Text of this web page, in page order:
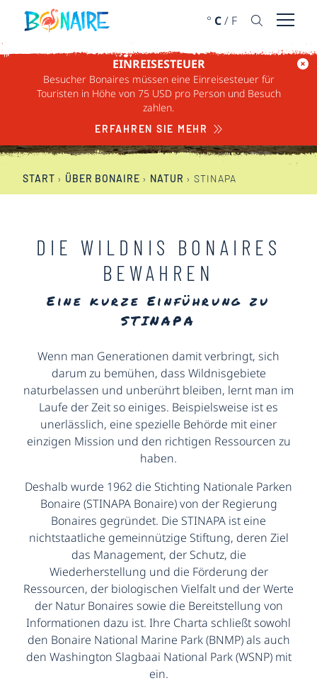
WEITER ZUM INHALT
° C/ F Menü
EINREISESTEUER
Besucher Bonaires müssen eine Einreisesteuer für
Touristen in Höhe von 75 USD pro Person und Besuch
zahlen.
ERFAHREN SIE MEHR
STINAPA
START › ÜBER BONAIRE › NATUR ›STINAPA
DIE WILDNIS BONAIRES
BEWAHREN
Eine kurze Einführung zu
STINAPA
Wenn man Generationen damit verbringt, sich
darum zu bemühen, dass Wildnisgebiete
naturbelassen und unberührt bleiben, lernt man im
Laufe der Zeit so einiges. Beispielsweise ist es
unerlässlich, eine spezielle Behörde mit einer
einzigen Mission und den richtigen Ressourcen zu
haben.
Deshalb wurde 1962 die Stichting Nationale Parken
Bonaire (STINAPA Bonaire) von der Regierung
Bonaires gegründet. Die STINAPA ist eine
nichtstaatliche gemeinnützige Stiftung, deren Ziel
das Management, der Schutz, die
Wiederherstellung und die Förderung der
Ressourcen, der biologischen Vielfalt und der Werte
der Natur Bonaires sowie die Bereitstellung von
Informationen dazu ist. Ihre Charta schließt sowohl
den Bonaire National Marine Park (BNMP) als auch
den Washington Slagbaai National Park (WSNP) mit
ein.